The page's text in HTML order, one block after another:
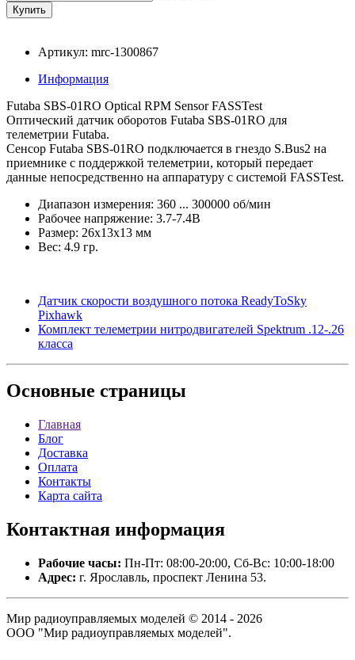
Артикул: mrc-1300867
Информация
Futaba SBS-01RO Optical RPM Sensor FASSTest
Оптический датчик оборотов Futaba SBS-01RO для
телеметрии Futaba.
Сенсор Futaba SBS-01RO подключается в гнездо S.Bus2 на
приемнике с поддержкой телеметрии, который передает
данные непосредственно на аппаратуру с системой FASSTest.
Диапазон измерения: 360 ... 300000 об/мин
Рабочее напряжение: 3.7-7.4В
Размер: 26x13x13 мм
Вес: 4.9 гр.
Датчик скорости воздушного потока ReadyToSky
Pixhawk
Комплект телеметрии нитродвигателей Spektrum .12-.26
класса
Основные страницы
Главная
Блог
Доставка
Оплата
Контакты
Карта сайта
Контактная информация
Рабочие часы: Пн-Пт: 08:00-20:00, Сб-Вс: 10:00-18:00
Адрес: г. Ярославль, проспект Ленина 53.
Мир радиоуправляемых моделей © 2014 - 2026
ООО "Мир радиоуправляемых моделей".